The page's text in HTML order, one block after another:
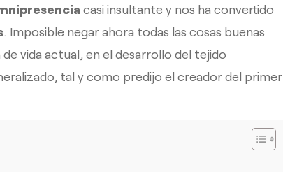
casi insultante y nos ha convertido
. Imposible negar ahora todas las cosas buenas
vida actual, en el desarrollo del tejido
tal y como predijo el creador del primer